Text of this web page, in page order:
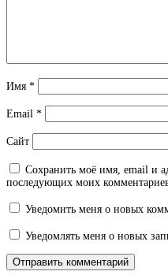
Имя *
Email *
Сайт
Сохранить моё имя, email и
последующих моих
Уведомить меня о новых
Уведомлять меня о новых